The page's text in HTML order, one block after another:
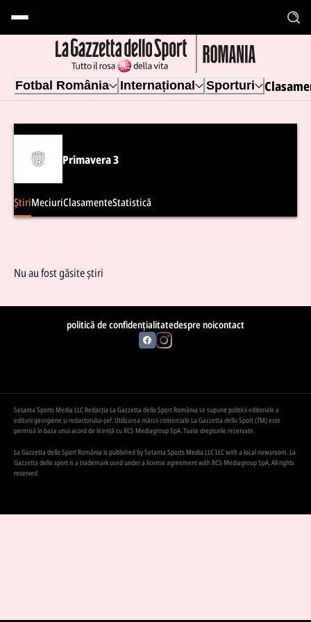
Fotbal România Internațional Sporturi
Primavera 3
ȘtiriMeciuriClasamenteStatistică
Nu au fost găsite știri
politică de confidențialitatedespre noicontact
Setanta Sports Media LLC Redacția La Gazzetta dello Sport România se supune politicii editoriale a
editurii georgiene și redactorului-șef. Utilizarea mărcii comerciale La Gazzetta dello Sport (TM) este
permisă în baza unui acord de licență cu RCS Mediagroup SpA. Toate drepturile rezervate.
La Gazzetta dello Sport România is published by Setanta Sports Media LLC LLC with a local newsroom. La
Gazzetta dello sport is a trademark used under a license agreement with RCS Mediagroup SpA. All rights
reserved